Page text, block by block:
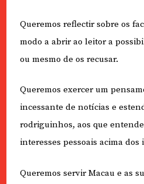
Queremos reflectir sobre os
modo a abrir ao leitor a
ou mesmo de os recusar.
Queremos exercer um
incessante de notícias e
rodriguinhos, aos que
interesses pessoais acima dos
Queremos servir Macau e as